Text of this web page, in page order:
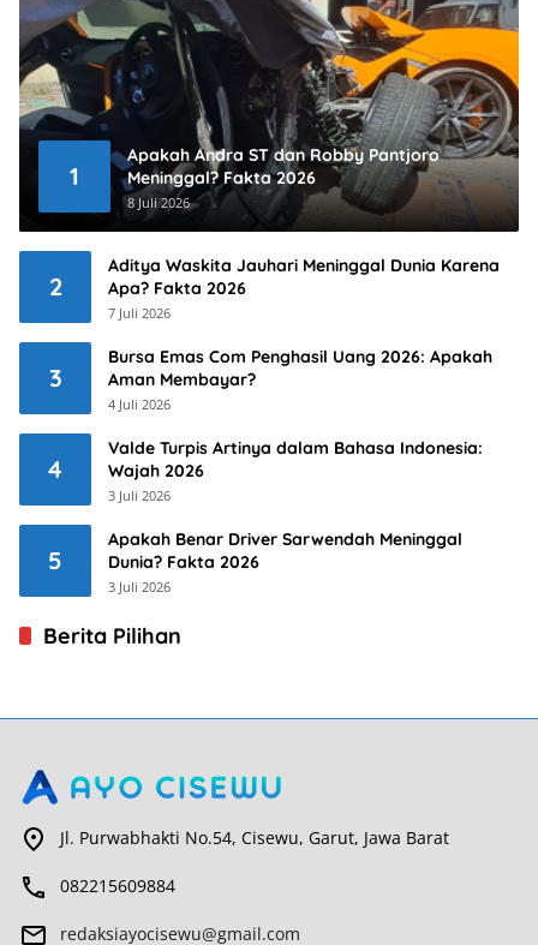
1
Apakah Andra ST dan Robby Pantjoro
Meninggal? Fakta 2026
8 Juli 2026
2
Aditya Waskita Jauhari Meninggal Dunia Karena
Apa? Fakta 2026
7 Juli 2026
3
Bursa Emas Com Penghasil Uang 2026: Apakah
Aman Membayar?
4 Juli 2026
4
Valde Turpis Artinya dalam Bahasa Indonesia:
Wajah 2026
3 Juli 2026
5
Apakah Benar Driver Sarwendah Meninggal
Dunia? Fakta 2026
3 Juli 2026
Berita Pilihan
Jl. Purwabhakti No.54, Cisewu, Garut, Jawa Barat
082215609884
redaksiayocisewu@gmail.com